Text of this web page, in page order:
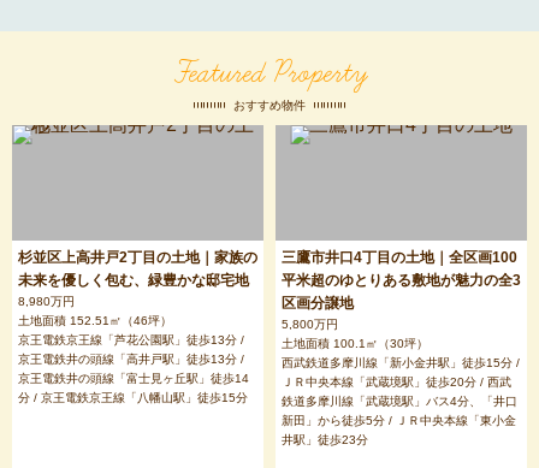
Featured Property
おすすめ物件
杉並区上高井戸2丁目の土地｜家族の
未来を優しく包む、緑豊かな邸宅地
8,980万円
土地面積 152.51㎡（46坪）
京王電鉄京王線「芦花公園駅」徒歩13分 /
京王電鉄井の頭線「高井戸駅」徒歩13分 /
京王電鉄井の頭線「富士見ヶ丘駅」徒歩14
分 / 京王電鉄京王線「八幡山駅」徒歩15分
三鷹市井口4丁目の土地｜全区画100
平米超のゆとりある敷地が魅力の全3
区画分譲地
5,800万円
土地面積 100.1㎡（30坪）
西武鉄道多摩川線「新小金井駅」徒歩15分 /
ＪＲ中央本線「武蔵境駅」徒歩20分 / 西武
鉄道多摩川線「武蔵境駅」バス4分、「井口
新田」から徒歩5分 / ＪＲ中央本線「東小金
井駅」徒歩23分